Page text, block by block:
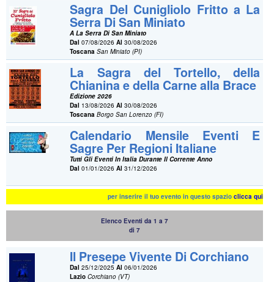
Sagra Del Cunigliolo Fritto a La
Serra Di San Miniato
A La Serra Di San Miniato
Dal 07/08/2026Al 30/08/2026
Toscana San Miniato (PI)
La Sagra del Tortello, della
Chianina e della Carne alla Brace
Edizione 2026
Dal 13/08/2026Al 30/08/2026
Toscana Borgo San Lorenzo (FI)
Calendario Mensile Eventi E
Sagre Per Regioni Italiane
Tutti Gli Eventi In Italia Durante Il Corrente Anno
Dal 01/01/2026Al 31/12/2026
per inserire il tuo evento in questo spazioclicca qui
Elenco Eventi da 1 a 7
di 7
Il Presepe Vivente Di Corchiano
Dal 25/12/2025Al 06/01/2026
Lazio Corchiano (VT)